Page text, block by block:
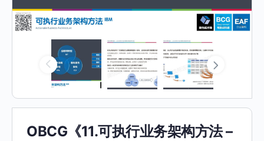
OBCG《11.可执行业务架构方法 –